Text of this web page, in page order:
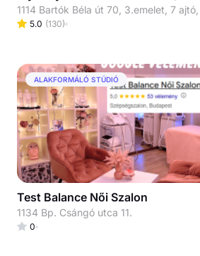
1114 Bartók Béla út 70, 3.emelet, 7
5.0 (130)
ALAKFORMÁLÓ STÚDIÓ
Test Balance Női Szalon
1134 Bp. Csángó utca 11.
0